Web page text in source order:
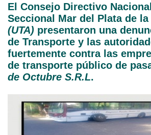
El Consejo Directivo
Seccional Mar del Plata de la
(UTA) presentaron una
de Transporte y las
fuertemente contra las
de transporte público de
de Octubre S.R.L.